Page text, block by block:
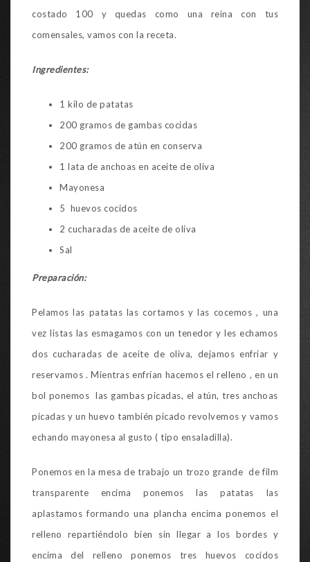
costado 100 y quedas como una reina con tus
comensales, vamos con la receta.
Ingredientes:
1 kilo de patatas
200 gramos de gambas cocidas
200 gramos de atún en conserva
1 lata de anchoas en aceite de oliva
Mayonesa
5 huevos cocidos
2 cucharadas de aceite de oliva
Sal
Preparación:
Pelamos las patatas las cortamos y las cocemos , una
vez listas las esmagamos con un tenedor y les echamos
dos cucharadas de aceite de oliva, dejamos enfriar y
reservamos . Mientras enfrían hacemos el relleno , en un
bol ponemos las gambas picadas, el atún, tres anchoas
picadas y un huevo también picado revolvemos y vamos
echando mayonesa al gusto ( tipo ensaladilla).
Ponemos en la mesa de trabajo un trozo grande de film
transparente encima ponemos las patatas las
aplastamos formando una plancha encima ponemos el
relleno repartiéndolo bien sin llegar a los bordes y
encima del relleno ponemos tres huevos cocidos